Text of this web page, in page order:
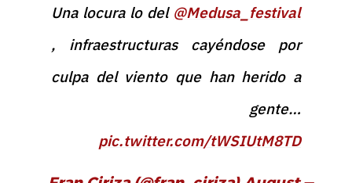
Una locura lo del @Medusa_festival
, infraestructuras cayéndose por
culpa del viento que han herido a
gente…
pic.twitter.com/tWSIUtM8TD